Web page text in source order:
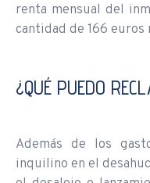
renta mensual del
cantidad de 166 euros
¿QUÉ PUEDO
Además de los
inquilino en el